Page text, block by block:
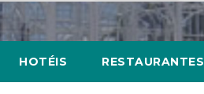
HOTÉIS RESTAURANTES